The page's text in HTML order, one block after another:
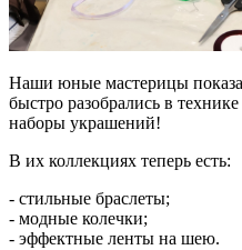
Наши юные мастерицы
быстро разобрались в
наборы украшений!
В их коллекциях теперь есть:
- стильные браслеты;
- модные колечки;
- эффектные ленты на шею.